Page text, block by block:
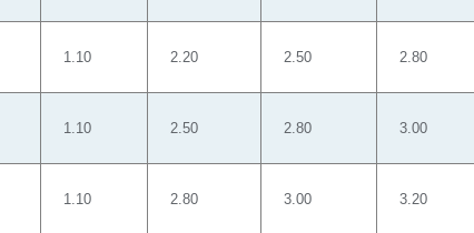
1.10 2.20 2.50 2.80
1.10 2.50 2.80 3.00
1.10 2.80 3.00 3.20